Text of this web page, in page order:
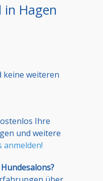
in Hagen
keine weiteren
Ihre
und weitere
anmelden!